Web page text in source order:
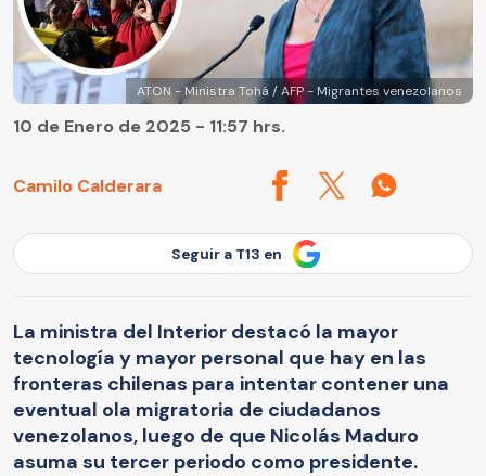
ATON - Ministra Tohá / AFP - Migrantes venezolanos
Camilo Calderara
10 de Enero de 2025 - 11:57 hrs.
Seguir a T13 en
La ministra del Interior destacó la mayor
tecnología y mayor personal que hay en las
fronteras chilenas para intentar contener una
eventual ola migratoria de ciudadanos
venezolanos, luego de que Nicolás Maduro
asuma su tercer periodo como presidente.